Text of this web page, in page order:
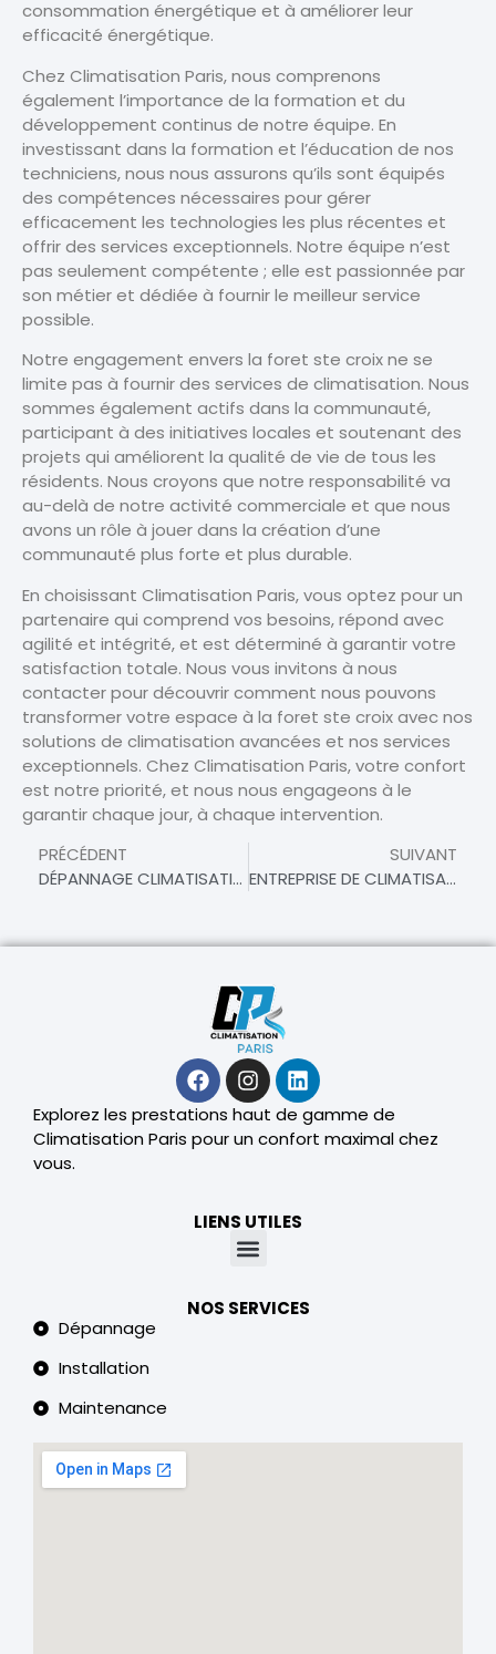
consommation énergétique et à améliorer leur
efficacité énergétique.
Chez Climatisation Paris, nous comprenons
également l’importance de la formation et du
développement continus de notre équipe. En
investissant dans la formation et l’éducation de nos
techniciens, nous nous assurons qu’ils sont équipés
des compétences nécessaires pour gérer
efficacement les technologies les plus récentes et
offrir des services exceptionnels. Notre équipe n’est
pas seulement compétente ; elle est passionnée par
son métier et dédiée à fournir le meilleur service
possible.
Notre engagement envers la foret ste croix ne se
limite pas à fournir des services de climatisation. Nous
sommes également actifs dans la communauté,
participant à des initiatives locales et soutenant des
projets qui améliorent la qualité de vie de tous les
résidents. Nous croyons que notre responsabilité va
au-delà de notre activité commerciale et que nous
avons un rôle à jouer dans la création d’une
communauté plus forte et plus durable.
En choisissant Climatisation Paris, vous optez pour un
partenaire qui comprend vos besoins, répond avec
agilité et intégrité, et est déterminé à garantir votre
satisfaction totale. Nous vous invitons à nous
contacter pour découvrir comment nous pouvons
transformer votre espace à la foret ste croix avec nos
solutions de climatisation avancées et nos services
exceptionnels. Chez Climatisation Paris, votre confort
est notre priorité, et nous nous engageons à le
garantir chaque jour, à chaque intervention.
PRÉCÉDENT
DÉPANNAGE CLIMATISATION À LA FORET STE CROIX
SUIVANT
ENTREPRISE DE CLIMATISATION À LA FORET STE CROIX – SPÉCIALISTES DU CONFORT AMBIANT
Explorez les prestations haut de gamme de
Climatisation Paris pour un confort maximal chez
vous.
LIENS UTILES
NOS SERVICES
Dépannage
Installation
Maintenance